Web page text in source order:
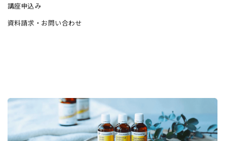
講座申込み
資料請求・お問い合わせ